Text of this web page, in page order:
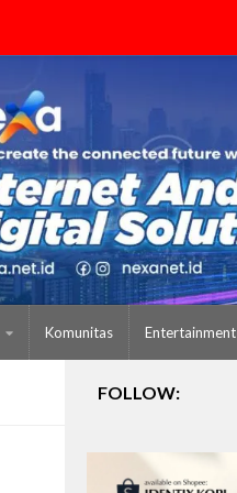
Komunitas Entertainment
FOLLOW: